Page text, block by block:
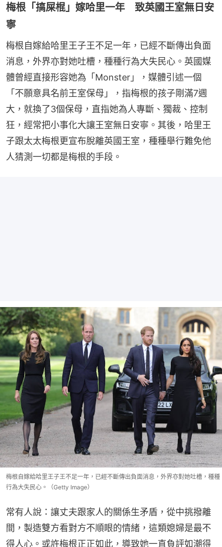
梅根「搞屎棍」嫁哈里一年 致英國王室無日安
寧
梅根自嫁給哈里王子王不足一年，已經不斷傳出負面
消息，外界亦對她吐槽，種種行為大失民心。英國媒
體曾經直接形容她為「Monster」，媒體引述一個
「不願意具名前王室保母」，指梅根的孩子剛滿7週
大，就換了3個保母，直指她為人專斷、獨裁、控制
狂，經常把小事化大讓王室無日安寧。其後，哈里王
子跟太太梅根更宣布脫離英國王室，種種舉行難免他
人猜測一切都是梅根的手段。
梅根自嫁給哈里王子王不足一年，已經不斷傳出負面消息，外界亦對她吐槽，種種
行為大失民心。（Getty Image）
常有人說：讓丈夫跟家人的關係生矛盾，從中挑撥離
間，製造雙方看對方不順眼的情緒，這類媳婦是最不
得人心。或許梅根正正如此，導致她一直負評如潮得